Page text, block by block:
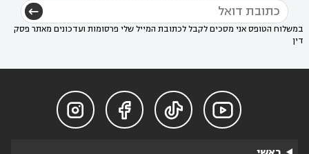
במשלוח הטופס אני מסכים לקבל לכתובת המייל שלי פרסומות ועדכונים מאתר פסק
דין



